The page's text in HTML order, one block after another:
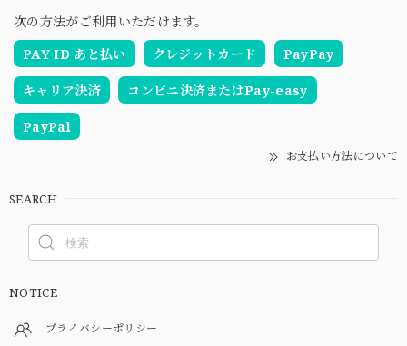
次の方法がご利用いただけます。
PAY ID あと払い
クレジットカード PayPay
キャリア決済 コンビニ決済またはPay-easy
PayPal
お支払い方法について
SEARCH
NOTICE
プライバシーポリシー